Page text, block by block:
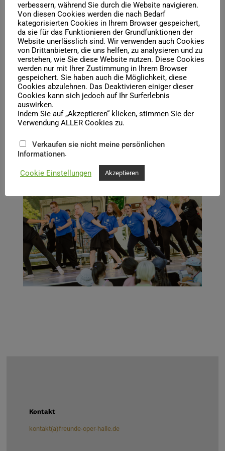
Special Olympics Landesspiele auf dem halleschen
Marktplatz am 07. September 2025.
Mit dabei sind junge Menschen im Alter von 14 bis 18
Jahren von verschiedenen Integrationsschulen in Halle und
junge Tänzerinnen und Tänzer der Ballettakademie am
Opernhaus Halle. Unterstützt wird das Tanzprojekt dank
einer großzügigen Spende der Aktion Mensch von den
Freunden der Oper und des Balletts Halle e.V.
Im Rahmen des Kulturspektakels der Bühnen Halle zum
Laternenfest kam das Projekt vor zahlreichen Gästen zur
umjubelten Premiere.
Angesichts dieses Erfolges und der überbordenden
Harrington, das Projekt weiterzuführen, nur allzu
verständlich.
Kontakt
kontakt(a)freunde-oper-halle.de
verbessern, während Sie durch die Website navigieren.
Von diesen Cookies werden die nach Bedarf
kategorisierten Cookies in Ihrem Browser gespeichert,
da sie für das Funktionieren der Grundfunktionen der
Website unerlässlich sind. Wir verwenden auch Cookies
von Drittanbietern, die uns helfen, zu analysieren und zu
verstehen, wie Sie diese Website nutzen. Diese Cookies
werden nur mit Ihrer Zustimmung in Ihrem Browser
gespeichert. Sie haben auch die Möglichkeit, diese
Cookies abzulehnen. Das Deaktivieren einiger dieser
Cookies kann sich jedoch auf Ihr Surferlebnis
auswirken.
Indem Sie auf „Akzeptieren“ klicken, stimmen Sie der
Verwendung ALLER Cookies zu.
Verkaufen sie nicht meine persönlichen
Informationen.
Cookie Einstellungen Akzeptieren